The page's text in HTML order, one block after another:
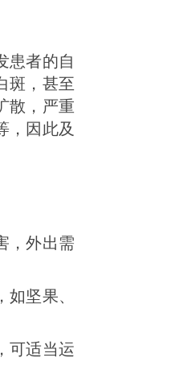
患者的自
斑，甚至
散，严重
，因此及
，外出需
坚果、
可适当运